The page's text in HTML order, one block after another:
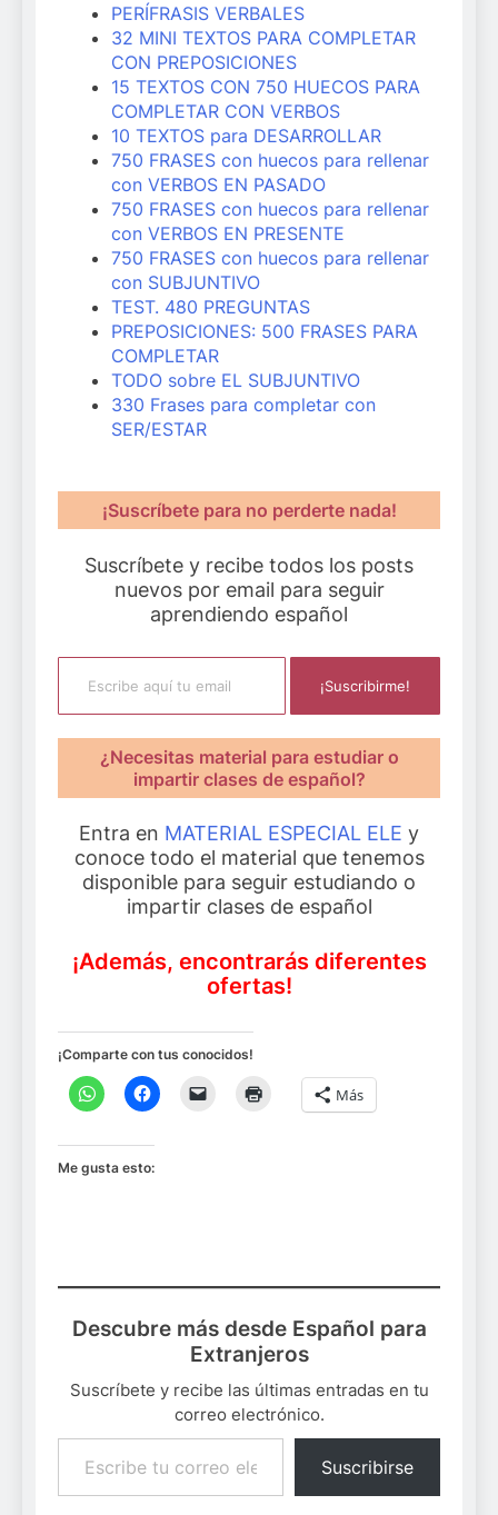
PERÍFRASIS VERBALES
32 MINI TEXTOS PARA COMPLETAR
CON PREPOSICIONES
15 TEXTOS CON 750 HUECOS PARA
COMPLETAR CON VERBOS
10 TEXTOS para DESARROLLAR
750 FRASES con huecos para rellenar
con VERBOS EN PASADO
750 FRASES con huecos para rellenar
con VERBOS EN PRESENTE
750 FRASES con huecos para rellenar
con SUBJUNTIVO
TEST. 480 PREGUNTAS
PREPOSICIONES: 500 FRASES PARA
COMPLETAR
TODO sobre EL SUBJUNTIVO
330 Frases para completar con
SER/ESTAR
¡Suscríbete para no perderte nada!
Suscríbete y recibe todos los posts
nuevos por email para seguir
aprendiendo español
Escribe aquí tu email
¡Suscribirme!
¿Necesitas material para estudiar o
impartir clases de español?
Entra en MATERIAL ESPECIAL ELE y
conoce todo el material que tenemos
disponible para seguir estudiando o
impartir clases de español
¡Además, encontrarás diferentes
ofertas!
¡Comparte con tus conocidos!
Más
Me gusta esto:
Descubre más desde Español para
Extranjeros
Suscríbete y recibe las últimas entradas en tu
correo electrónico.
Escribe tu correo electrónico…
Suscribirse